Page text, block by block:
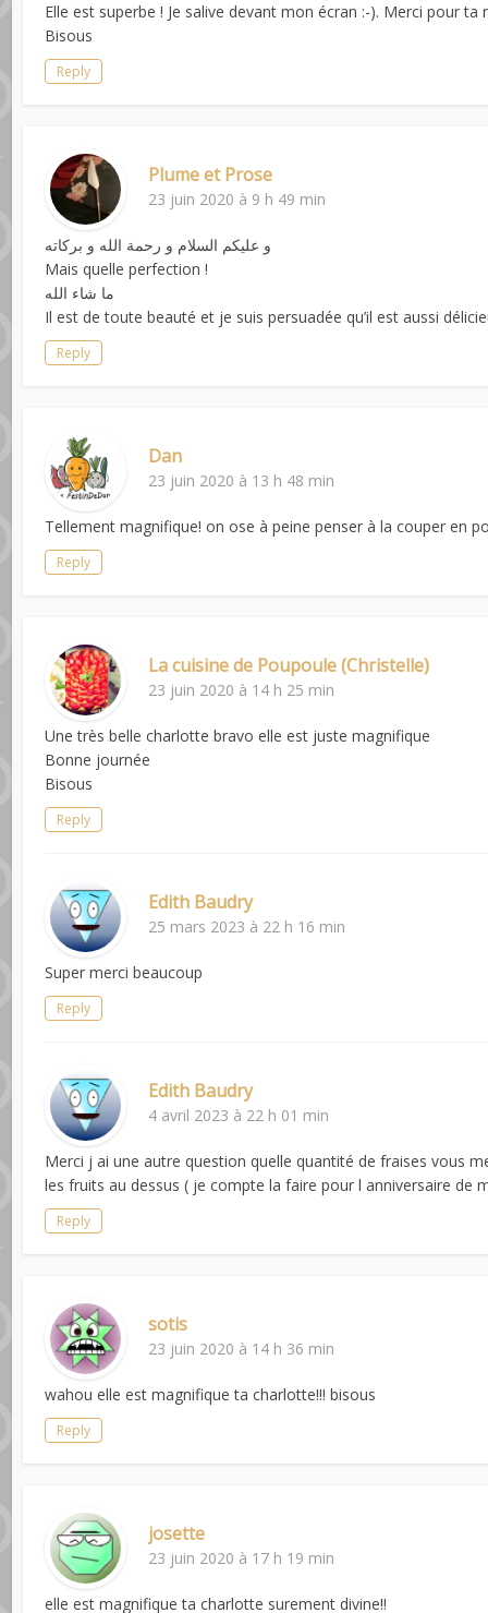
Elle est superbe ! Je salive devant mon écran :-). Merci pour ta
Bisous
Reply
Plume et Prose
23 juin 2020 à 9 h 49 min
و عليكم السلام و رحمة الله و بركاته
Mais quelle perfection !
ما شاء الله
Il est de toute beauté et je suis persuadée qu’il est aussi
Reply
Dan
23 juin 2020 à 13 h 48 min
Tellement magnifique! on ose à peine penser à la couper en
Reply
La cuisine de Poupoule (Christelle)
23 juin 2020 à 14 h 25 min
Une très belle charlotte bravo elle est juste magnifique
Bonne journée
Bisous
Reply
Edith Baudry
25 mars 2023 à 22 h 16 min
Super merci beaucoup
Reply
Edith Baudry
4 avril 2023 à 22 h 01 min
Merci j ai une autre question quelle quantité de fraises vous
les fruits au dessus ( je compte la faire pour l anniversaire de
Reply
sotis
23 juin 2020 à 14 h 36 min
wahou elle est magnifique ta charlotte!!! bisous
Reply
josette
23 juin 2020 à 17 h 19 min
elle est magnifique ta charlotte surement divine!!